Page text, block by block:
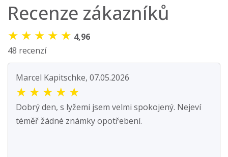
Recenze zákazníků
★ ★ ★ ★ ★ 4,96
48 recenzí
Marcel Kapitschke, 07.05.2026
★ ★ ★ ★ ★
Dobrý den, s lyžemi jsem velmi spokojený. Nejeví
téměř žádné známky opotřebení.